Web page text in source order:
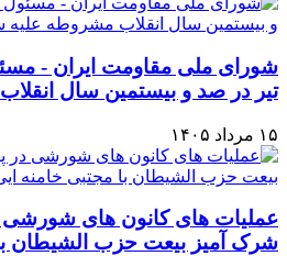
تیر در صد و بیستمین سال
۱۵ مرداد ۱۴۰۵
عملیات های کانون های شورشی
شرک آمیز بیعت حزب الشیطان